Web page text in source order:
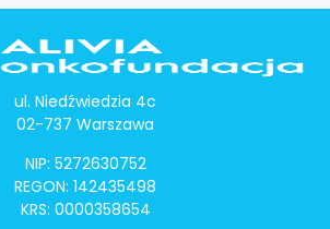
ul. Niedźwiedzia 4c
02-737 Warszawa
NIP: 5272630752
REGON: 142435498
KRS: 0000358654